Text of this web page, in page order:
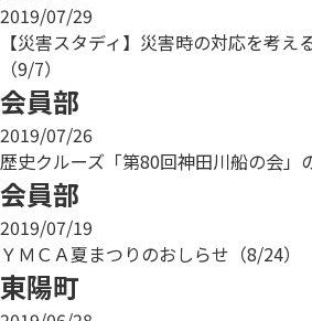
2019/07/29
【災害スタディ】災害時の対応を考え
（9/7）
会員部
2019/07/26
歴史クルーズ「第80回神田川船の会」
会員部
2019/07/19
ＹＭＣＡ夏まつりのおしらせ（8/24）
東陽町